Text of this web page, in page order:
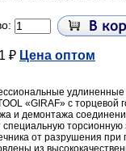
₽ Цена оптом
«GIRAF» с торцевой
и демонтажа
от разрушения при
из